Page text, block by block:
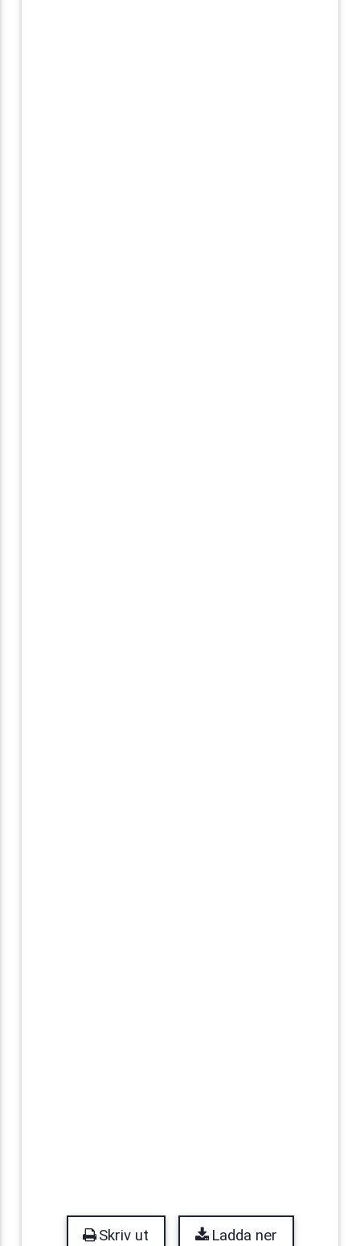
Skriv ut Ladda ner